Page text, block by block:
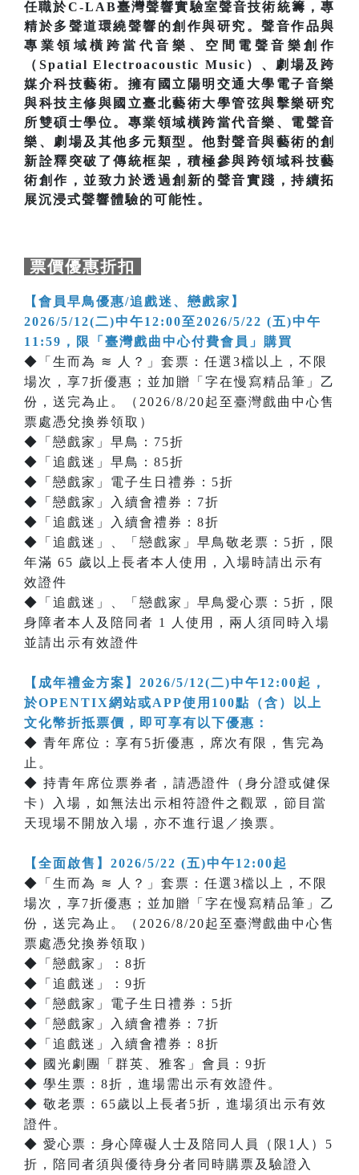
任職於C-LAB臺灣聲響實驗室聲音技術統籌，專
精於多聲道環繞聲響的創作與研究。聲音作品與
專業領域橫跨當代音樂、空間電聲音樂創作
（Spatial Electroacoustic Music）、劇場及跨
媒介科技藝術。擁有國立陽明交通大學電子音樂
與科技主修與國立臺北藝術大學管弦與擊樂研究
所雙碩士學位。專業領域橫跨當代音樂、電聲音
樂、劇場及其他多元類型。他對聲音與藝術的創
新詮釋突破了傳統框架，積極參與跨領域科技藝
術創作，並致力於透過創新的聲音實踐，持續拓
展沉浸式聲響體驗的可能性。
票價優惠折扣
【會員早鳥優惠/追戲迷、戀戲家】
2026/5/12(二)中午12:00至2026/5/22 (五)中午
11:59，限「臺灣戲曲中心付費會員」購買
◆「生而為 ≋ 人？」套票：任選3檔以上，不限
場次，享7折優惠；並加贈「字在慢寫精品筆」乙
份，送完為止。（2026/8/20起至臺灣戲曲中心售
票處憑兌換券領取）
◆「戀戲家」早鳥：75折
◆「追戲迷」早鳥：85折
◆「戀戲家」電子生日禮券：5折
◆「戀戲家」入續會禮券：7折
◆「追戲迷」入續會禮券：8折
◆「追戲迷」、「戀戲家」早鳥敬老票：5折，限
年滿 65 歲以上長者本人使用，入場時請出示有
效證件
◆「追戲迷」、「戀戲家」早鳥愛心票：5折，限
身障者本人及陪同者 1 人使用，兩人須同時入場
並請出示有效證件
【成年禮金方案】2026/5/12(二)中午12:00起，
於OPENTIX網站或APP使用100點（含）以上
文化幣折抵票價，即可享有以下優惠：
◆ 青年席位：享有5折優惠，席次有限，售完為
止。
◆ 持青年席位票券者，請憑證件（身分證或健保
卡）入場，如無法出示相符證件之觀眾，節目當
天現場不開放入場，亦不進行退／換票。
【全面啟售】2026/5/22 (五)中午12:00起
◆「生而為 ≋ 人？」套票：任選3檔以上，不限
場次，享7折優惠；並加贈「字在慢寫精品筆」乙
份，送完為止。（2026/8/20起至臺灣戲曲中心售
票處憑兌換券領取）
◆「戀戲家」：8折
◆「追戲迷」：9折
◆「戀戲家」電子生日禮券：5折
◆「戀戲家」入續會禮券：7折
◆「追戲迷」入續會禮券：8折
◆ 國光劇團「群英、雅客」會員：9折
◆ 學生票：8折，進場需出示有效證件。
◆ 敬老票：65歲以上長者5折，進場須出示有效
證件。
◆ 愛心票：身心障礙人士及陪同人員（限1人）5
折，陪同者須與優待身分者同時購票及驗證入